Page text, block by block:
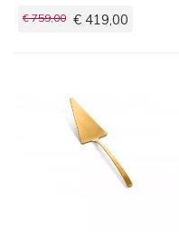
€ 759,00 € 419,00